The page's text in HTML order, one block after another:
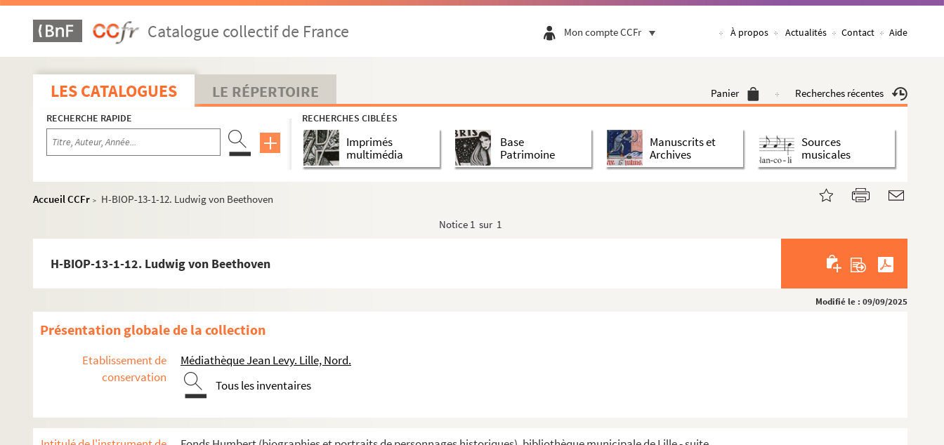
Catalogue collectif de France Mon compte CCFr À propos Actualités Contact Aide
LES CATALOGUES LE RÉPERTOIRE Panier Recherches récentes
RECHERCHE RAPIDE RECHERCHES CIBLÉES
Imprimés
multimédia
Base
Patrimoine
Manuscrits et
Archives
Sources
musicales
Accueil CCFr >
H-BIOP-13-1-12. Ludwig von Beethoven
Notice 1 sur 1
H-BIOP-13-1-12. Ludwig von Beethoven
Modifié le : 09/09/2025
Présentation globale de la collection
Etablissement de
conservation
Médiathèque Jean Levy. Lille, Nord.
Tous les inventaires
H-BIOP-10. Portraits des personnages lettrés
H-BIOP-11. Portraits des personnages de théâtre et du sport
H-BIOP-12. Portraits d'artistes : arts, peinture, sculpture, gravure
H-BIOP-13. Portraits de musiciens
H-BIOP-13-1. Musiciens dont le nom commence par A, B et C
H-BIOP-13-1-3. Divers anonymes